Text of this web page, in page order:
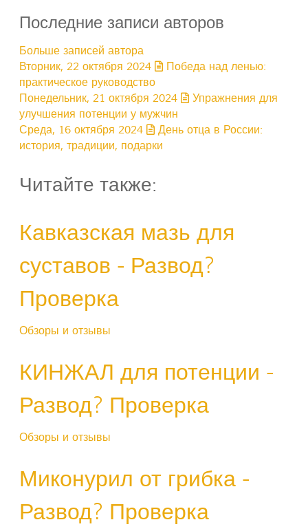
Последние записи авторов
Больше записей автора
Вторник, 22 октября 2024
Победа над ленью:
практическое руководство
Понедельник, 21 октября 2024
Упражнения для
улучшения потенции у мужчин
Среда, 16 октября 2024
День отца в России:
история, традиции, подарки
Читайте также:
Кавказская мазь для
суставов - Развод?
Проверка
Обзоры и отзывы
КИНЖАЛ для потенции -
Развод? Проверка
Обзоры и отзывы
Миконурил от грибка -
Развод? Проверка